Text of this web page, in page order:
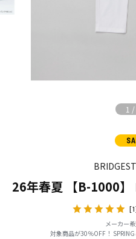
1 /
26年春夏 【B-1000】
メーカー
対象商品が30％OFF！